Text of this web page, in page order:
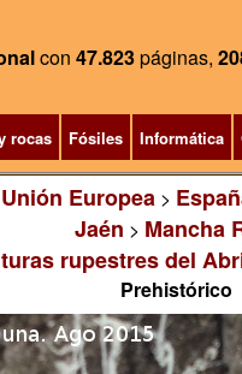
con 47.823páginas,
rocas Fósiles Informática
Unión Europea>
Jaén > Mancha
rupestres del
Prehistórico